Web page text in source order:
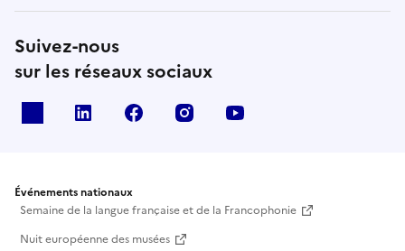
Suivez-nous
sur les réseaux sociaux
Linkedin Facebook Instagram
Événements nationaux
Semaine de la langue française et de la Francophonie
Nuit européenne des musées